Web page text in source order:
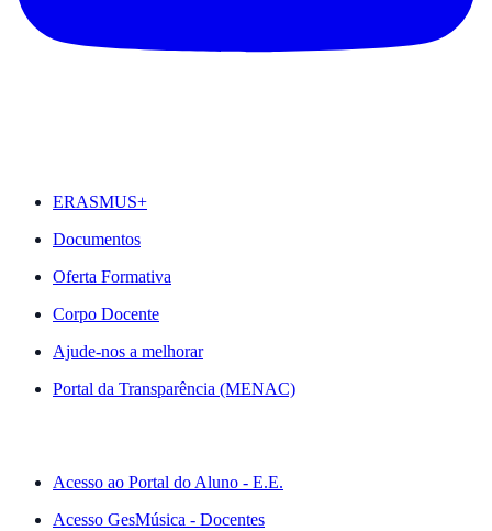
ERASMUS+
Documentos
Oferta Formativa
Corpo Docente
Ajude-nos a melhorar
Portal da Transparência (MENAC)
Acesso ao Portal do Aluno - E.E.
Acesso GesMúsica - Docentes